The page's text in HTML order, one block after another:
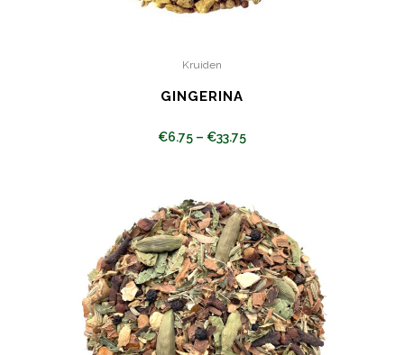
Kruiden
GINGERINA
€6.75 – €33.75